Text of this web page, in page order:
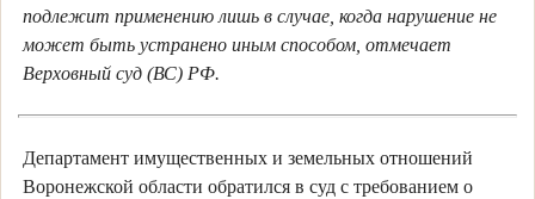
подлежит применению лишь в случае, когда нарушение не
может быть устранено иным способом, отмечает
Верховный суд (ВС) РФ.
Департамент имущественных и земельных отношений
Воронежской области обратился в суд с требованием о